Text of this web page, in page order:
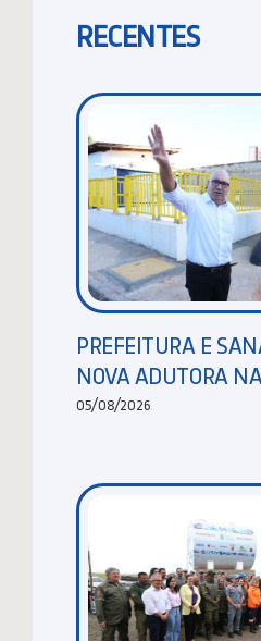
RECENTES
PREFEITURA E
NOVA ADUTORA
05/08/2026